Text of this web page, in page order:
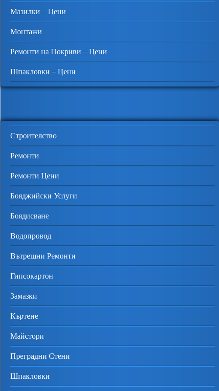
Мазилки – Цени
Монтажи
Ремонти на Покриви – Цени
Шпакловки – Цени
Строителство
Ремонти
Ремонти Цени
Бояджийски Услуги
Боядисване
Водопровод
Вътрешни Ремонти
Гипсокартон
Замазки
Къртене
Майстори
Преградни Стени
Шпакловки